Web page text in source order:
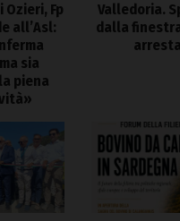
Fp
all’Asl:
sia
piena
Valledoria.
dalla